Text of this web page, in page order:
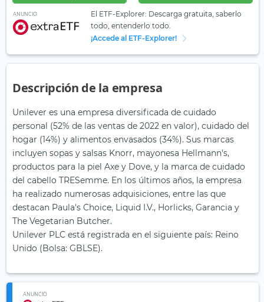
ANUNCIO
El ETF-Explorer: Descarga gratuita, saberlo
todo, entenderlo todo.
¡Accede al ETF-Explorer!
Descripción de la empresa
Unilever es una empresa diversificada de cuidado
personal (52% de las ventas de 2022 en valor), cuidado del
hogar (14%) y alimentos envasados (34%). Sus marcas
incluyen sopas y salsas Knorr, mayonesa Hellmann's,
productos para la piel Axe y Dove, y la marca de cuidado
del cabello TRESemme. En los últimos años, la empresa
ha realizado numerosas adquisiciones, entre las que
destacan Paula's Choice, Liquid I.V., Horlicks, Garancia y
The Vegetarian Butcher.
Unilever PLC está registrada en el siguiente país: Reino
Unido (Bolsa: GBLSE).
ANUNCIO